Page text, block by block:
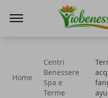
Home
Centri
Benessere
Spa e
Terme